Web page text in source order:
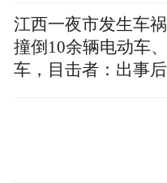
形以及出色表现
歼-35不仅外衣颜色
受油口。
江西一夜市发生车
撞倒10余辆电动车
车，目击者：出事